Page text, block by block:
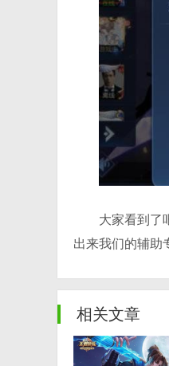
大家看到了
出来我们的辅助
相关文章